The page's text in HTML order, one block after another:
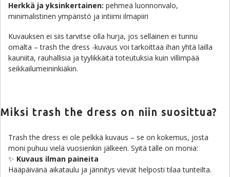
Herkkä ja yksinkertainen: pehmeä luonnonvalo,
minimalistinen ympäristö ja intiimi ilmapiiri
Kuvauksen ei siis tarvitse olla hurja, jos sellainen ei tunnu
omalta – trash the dress -kuvaus voi tarkoittaa ihan yhtä lailla
kauniita, rauhallisia ja tyylikkäitä toteutuksia kuin villimpää
seikkailumeininkiäkin.
Miksi trash the dress on niin suosittua?
Trash the dress ei ole pelkkä kuvaus – se on kokemus, josta
moni puhuu vielä vuosienkin jälkeen. Syitä tälle on monia:
✨ Kuvaus ilman paineita
Hääpäivänä aikataulu ja jännitys vievät helposti tilaa tunteilta.